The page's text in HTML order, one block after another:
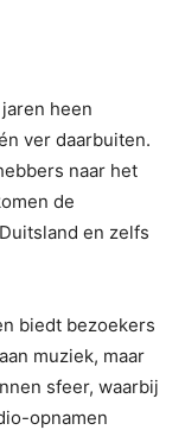
heen
ver daarbuiten.
naar het
de
en zelfs
biedt bezoekers
muziek, maar
sfeer, waarbij
opnamen